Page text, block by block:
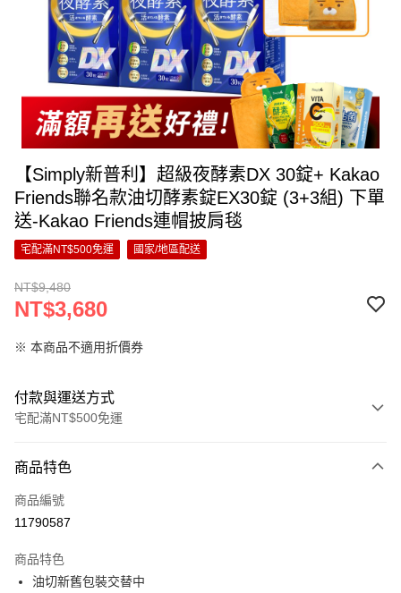
【Simply新普利】超級夜酵素DX 30錠+ Kakao
Friends聯名款油切酵素錠EX30錠 (3+3組) 下單
送-Kakao Friends連帽披肩毯
宅配滿NT$500免運 國家/地區配送
NT$9,480
NT$3,680
※ 本商品不適用折價券
付款與運送方式
宅配滿NT$500免運
信用卡一次付款
超商取貨付款
Apple Pay
商品特色
商品編號
11790587
商品特色
油切新舊包裝交替中